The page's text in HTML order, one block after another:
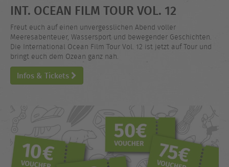
INT. OCEAN FILM TOUR VOL. 12
Freut euch auf einen unvergesslichen Abend voller
Meeresabenteuer, Wassersport und bewegender Geschichten.
Die International Ocean Film Tour Vol. 12 ist jetzt auf Tour und
bringt euch dem Ozean ganz nah.
Infos & Tickets